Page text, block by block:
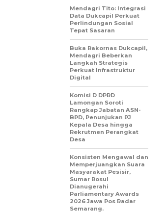
Mendagri Tito: Integrasi
Data Dukcapil Perkuat
Perlindungan Sosial
Tepat Sasaran
Buka Rakornas Dukcapil,
Mendagri Beberkan
Langkah Strategis
Perkuat Infrastruktur
Digital
Komisi D DPRD
Lamongan Soroti
Rangkap Jabatan ASN-
BPD, Penunjukan PJ
Kepala Desa hingga
Rekrutmen Perangkat
Desa
Konsisten Mengawal dan
Memperjuangkan Suara
Masyarakat Pesisir,
Sumar Rosul
Dianugerahi
Parliamentary Awards
2026 Jawa Pos Radar
Semarang.